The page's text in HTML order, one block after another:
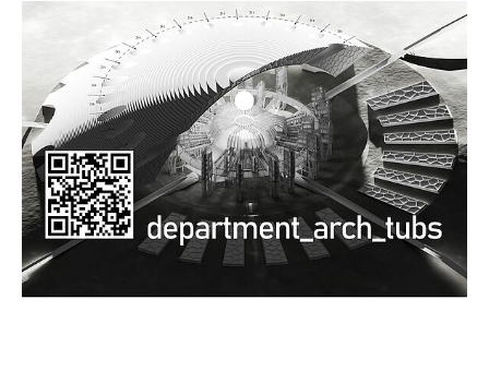
Documents and Downloads